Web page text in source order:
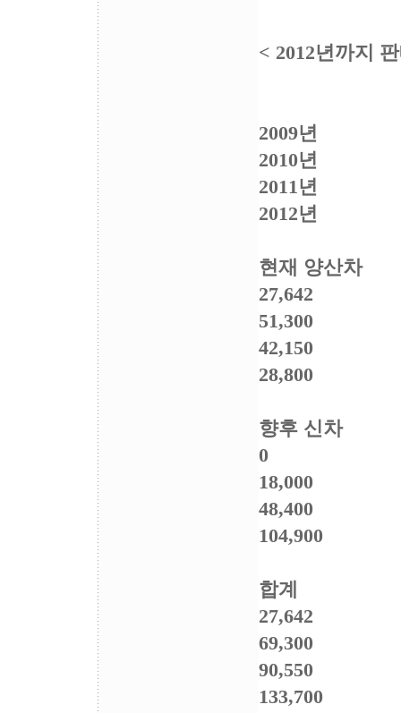
< 2012년까지
2009년
2010년
2011년
2012년
현재 양산차
27,642
51,300
42,150
28,800
향후 신차
0
18,000
48,400
104,900
합계
27,642
69,300
90,550
133,700